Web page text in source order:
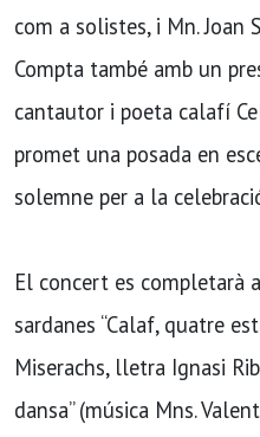
com a solistes, i Mn. Joan
Compta també amb un
cantautor i poeta calafí
promet una posada en
solemne per a la
El concert es completarà
sardanes “Calaf, quatre
Miserachs, lletra Ignasi
dansa” (música Mns.